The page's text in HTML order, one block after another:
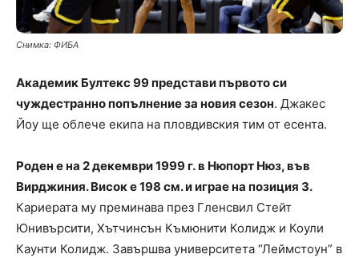
Снимка: ФИБА
Академик Бултекс 99 представи първото си
чуждестранно попълнение за новия сезон. Джакес
Йоу ще облече екипа на пловдивския тим от есента.
Роден е на 2 декември 1999 г. в Нюпорт Нюз, във
Вирджиния. Висок е 198 см. и играе на позиция 3.
Кариерата му преминава през Гленсвил Стейт
Юнивърсити, Хътчинсън Къмюнити Колидж и Коули
Каунти Колидж. Завършва университета “Леймстоун” в